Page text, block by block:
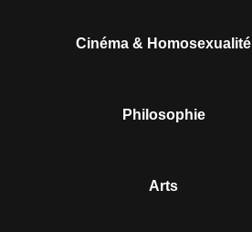
Cinéma & Homosexualité
Philosophie
Arts